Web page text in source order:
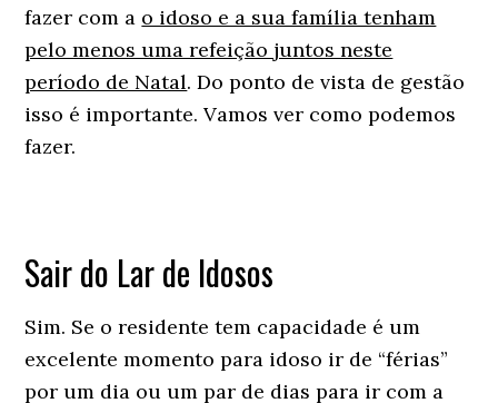
fazer com a o idoso e a sua família tenham
pelo menos uma refeição juntos neste
período de Natal. Do ponto de vista de gestão
isso é importante. Vamos ver como podemos
fazer.
Sair do Lar de Idosos
Sim. Se o residente tem capacidade é um
excelente momento para idoso ir de “férias”
por um dia ou um par de dias para ir com a